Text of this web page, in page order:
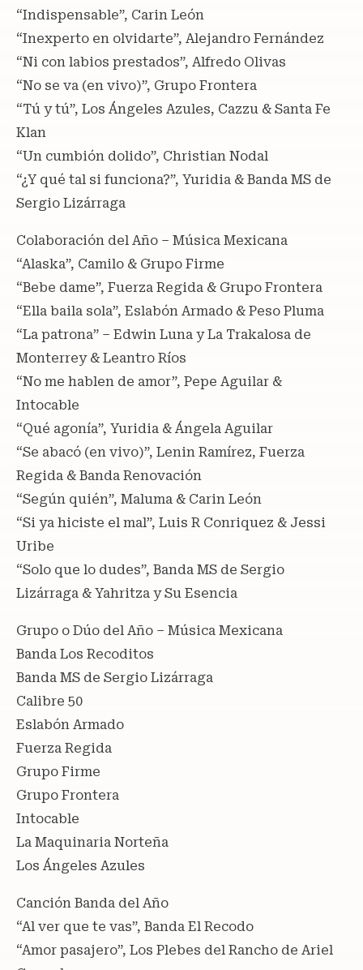
“Indispensable”, Carin León
“Inexperto en olvidarte”, Alejandro Fernández
“Ni con labios prestados”, Alfredo Olivas
“No se va (en vivo)”, Grupo Frontera
“Tú y tú”, Los Ángeles Azules, Cazzu & Santa Fe
Klan
“Un cumbión dolido”, Christian Nodal
“¿Y qué tal si funciona?”, Yuridia & Banda MS de
Sergio Lizárraga
Colaboración del Año – Música Mexicana
“Alaska”, Camilo & Grupo Firme
“Bebe dame”, Fuerza Regida & Grupo Frontera
“Ella baila sola”, Eslabón Armado & Peso Pluma
“La patrona” – Edwin Luna y La Trakalosa de
Monterrey & Leantro Ríos
“No me hablen de amor”, Pepe Aguilar &
Intocable
“Qué agonía”, Yuridia & Ángela Aguilar
“Se abacó (en vivo)”, Lenin Ramírez, Fuerza
Regida & Banda Renovación
“Según quién”, Maluma & Carin León
“Si ya hiciste el mal”, Luis R Conriquez & Jessi
Uribe
“Solo que lo dudes”, Banda MS de Sergio
Lizárraga & Yahritza y Su Esencia
Grupo o Dúo del Año – Música Mexicana
Banda Los Recoditos
Banda MS de Sergio Lizárraga
Calibre 50
Eslabón Armado
Fuerza Regida
Grupo Firme
Grupo Frontera
Intocable
La Maquinaria Norteña
Los Ángeles Azules
Canción Banda del Año
“Al ver que te vas”, Banda El Recodo
“Amor pasajero”, Los Plebes del Rancho de Ariel